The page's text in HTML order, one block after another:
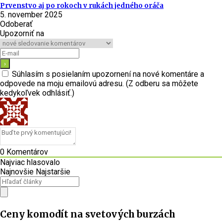
Prvenstvo aj po rokoch v rukách jedného oráča
5. november 2025
Odoberať
Upozorniť na
Súhlasím s posielaním upozornení na nové komentáre a
odpovede na moju emailovú adresu. (Z odberu sa môžete
kedykoľvek odhlásiť.)
0 Komentárov
Najviac hlasovalo
Najnovšie Najstaršie
Ceny komodít na svetových burzách